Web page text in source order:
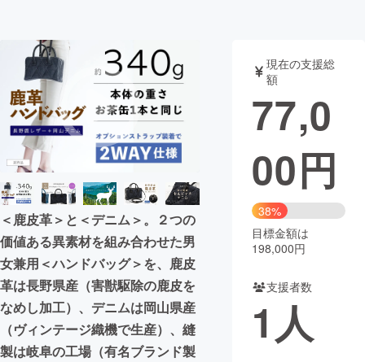
テクノロジー・ガジェット
映像・映画 書籍・雑誌
ビジネス・起業 チャレンジ
まちづくり・地域活性化
CAMPFIRE for Social Good
CAMPFIRE Creation
CAMPFIREふるさと納税machi-ya コミュニティ
＜鹿皮革＞と＜デニム＞。２つの
価値ある異素材を組み合わせた男
女兼用＜ハンドバッグ＞を、鹿皮
革は長野県産（害獣駆除の鹿皮を
なめし加工）、デニムは岡山県産
（ヴィンテージ織機で生産）、縫
製は岐阜の工場（有名ブランド製
現在の支援総
額
77,0
00円
38%
目標金額は
198,000円
支援者数
1人